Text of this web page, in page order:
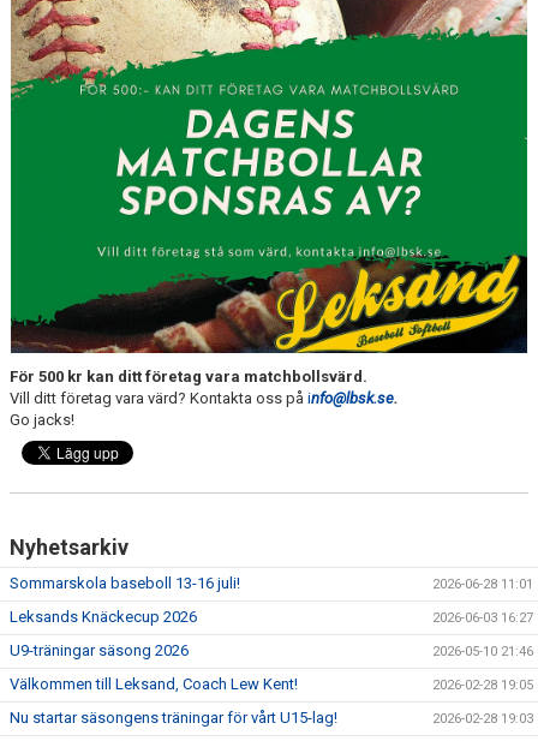
BILDGALLERI
DOKUMENT
För 500 kr kan ditt företag vara matchbollsvärd.
Vill ditt företag vara värd? Kontakta oss på info@lbsk.se.
Go jacks!
Nyhetsarkiv
Sommarskola baseboll 13-16 juli! 2026-06-28 11:01
Leksands Knäckecup 2026 2026-06-03 16:27
U9-träningar säsong 2026 2026-05-10 21:46
Välkommen till Leksand, Coach Lew Kent! 2026-02-28 19:05
Nu startar säsongens träningar för vårt U15-lag! 2026-02-28 19:03